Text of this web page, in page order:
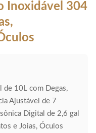
Inoxidável 304
de 10L com Degas,
Ajustável de 7
Digital de 2,6 gal
e Joias, Óculos